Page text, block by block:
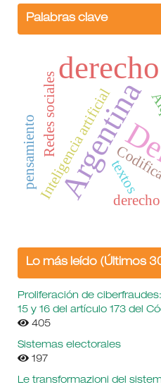
Palabras clave
Argentina
derecho
Inteligencia artificial
pensamientoRedes sociales
textos
Lo más leído (Últimos
Proliferación de
15 y 16 del artículo 173 del
405
Sistemas electorales
197
Le transformazioni del